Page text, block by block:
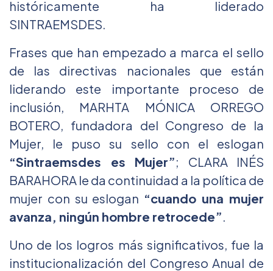
históricamente ha liderado
SINTRAEMSDES.
Frases que han empezado a marca el sello
de las directivas nacionales que están
liderando este importante proceso de
inclusión, MARHTA MÓNICA ORREGO
BOTERO, fundadora del Congreso de la
Mujer, le puso su sello con el eslogan
“Sintraemsdes es Mujer”; CLARA INÉS
BARAHORA le da continuidad a la política de
mujer con su eslogan “cuando una mujer
avanza, ningún hombre retrocede”.
Uno de los logros más significativos, fue la
institucionalización del Congreso Anual de